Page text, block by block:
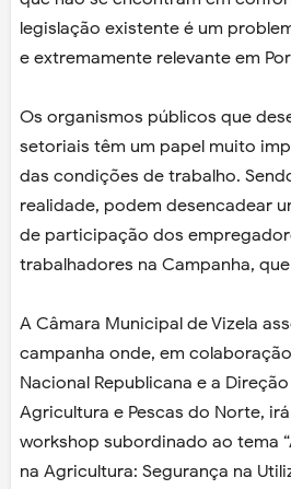
legislação existente é um
e extremamente relevante em
Os organismos públicos que
setoriais têm um papel muito
das condições de trabalho.
realidade, podem desencadear
de participação dos
trabalhadores na Campanha,
A Câmara Municipal de Vizela
campanha onde, em
Nacional Republicana e a
Agricultura e Pescas do Norte,
workshop subordinado ao tema
na Agricultura: Segurança na